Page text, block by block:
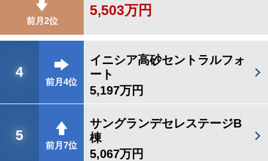
前月2位
5,503万円
4
前月4位
イニシア高砂セントラルフォ
ート
5,197万円
5
前月7位
サングランデセレステージB
棟
5,067万円